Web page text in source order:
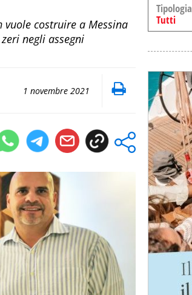
vuole costruire a Messina
negli assegni
1 novembre 2021
Tipologia
Tutti